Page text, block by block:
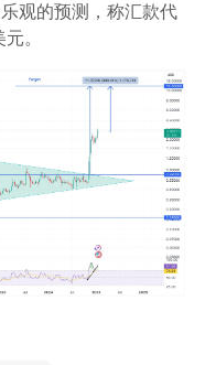
观的预测，称汇款代
。